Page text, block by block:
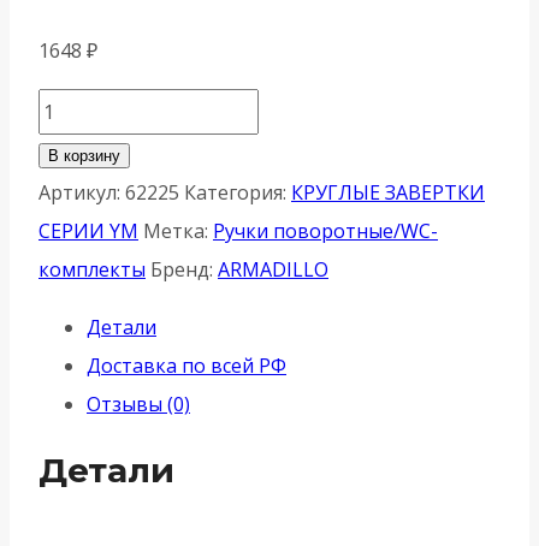
1648 ₽
Количество
товара
Ручка
Armadillo
(Армадилло)
BK6.R.YM
FSG-
флор.
золото
В корзину
Артикул: 62225 Категория: КРУГЛЫЕ ЗАВЕРТКИ
СЕРИИ YM Метка: Ручки поворотные/WC-
комплекты Бренд: ARMADILLO
Детали
Доставка по всей РФ
Отзывы (0)
Детали